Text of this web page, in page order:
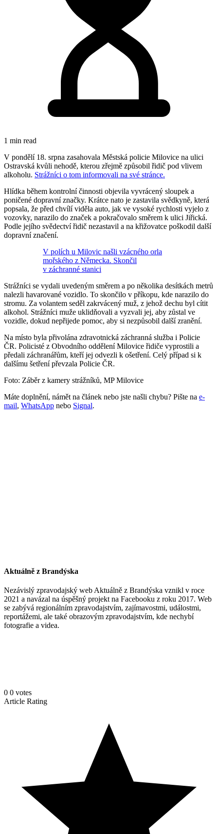
1 min read
V pondělí 18. srpna zasahovala Městská policie Milovice na ulici
Ostravská kvůli nehodě, kterou zřejmě způsobil řidič pod vlivem
alkoholu. Strážníci o tom informovali na své stránce.
Hlídka během kontrolní činnosti objevila vyvrácený sloupek a
poničené dopravní značky. Krátce nato je zastavila svědkyně, která
popsala, že před chvílí viděla auto, jak ve vysoké rychlosti vyjelo z
vozovky, narazilo do značek a pokračovalo směrem k ulici Jiřická.
Podle jejího svědectví řidič nezastavil a na křižovatce poškodil další
dopravní značení.
V polích u Milovic našli vzácného orla
mořského z Německa. Skončil
v záchranné stanici
Strážníci se vydali uvedeným směrem a po několika desítkách metrů
nalezli havarované vozidlo. To skončilo v příkopu, kde narazilo do
stromu. Za volantem seděl zakrvácený muž, z jehož dechu byl cítit
alkohol. Strážníci muže uklidňovali a vyzvali jej, aby zůstal ve
vozidle, dokud nepřijede pomoc, aby si nezpůsobil další zranění.
Na místo byla přivolána zdravotnická záchranná služba i Policie
ČR. Policisté z Obvodního oddělení Milovice řidiče vyprostili a
předali záchranářům, kteří jej odvezli k ošetření. Celý případ si k
dalšímu šetření převzala Policie ČR.
Foto: Záběr z kamery strážníků, MP Milovice
Máte doplnění, námět na článek nebo jste našli chybu? Pište na e-
mail, WhatsApp nebo Signal.
Aktuálně z Brandýska
Nezávislý zpravodajský web Aktuálně z Brandýska vznikl v roce
2021 a navázal na úspěšný projekt na Facebooku z roku 2017. Web
se zabývá regionálním zpravodajstvím, zajímavostmi, událostmi,
reportážemi, ale také obrazovým zpravodajstvím, kde nechybí
fotografie a videa.
0 0 votes
Article Rating